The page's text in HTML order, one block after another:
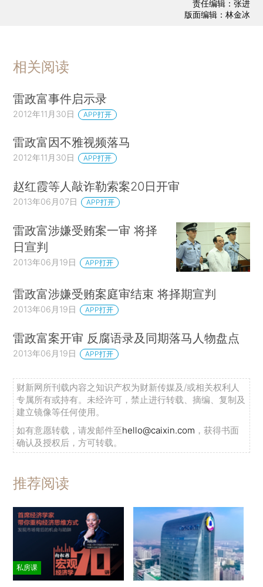
责任编辑：张进
版面编辑：林金冰
相关阅读
雷政富事件启示录
2012年11月30日 APP打开
雷政富因不雅视频落马
2012年11月30日 APP打开
赵红霞等人敲诈勒索案20日开审
2013年06月07日 APP打开
雷政富涉嫌受贿案一审 将择
日宣判
2013年06月19日 APP打开
雷政富涉嫌受贿案庭审结束 将择期宣判
2013年06月19日 APP打开
雷政富案开审 反腐语录及同期落马人物盘点
2013年06月19日 APP打开
财新网所刊载内容之知识产权为财新传媒及/或相关权利人
专属所有或持有。未经许可，禁止进行转载、摘编、复制及
建立镜像等任何使用。
如有意愿转载，请发邮件至hello@caixin.com ，获得书面
确认及授权后，方可转载。
推荐阅读
私房课